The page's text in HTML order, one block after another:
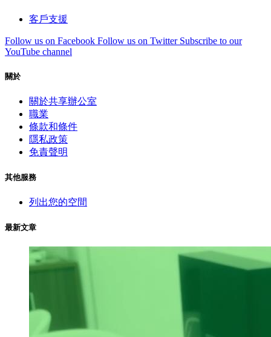
客戶支援
Follow us on Facebook Follow us on Twitter Subscribe to our
YouTube channel
關於
關於共享辦公室
職業
條款和條件
隱私政策
免責聲明
其他服務
列出您的空間
最新文章